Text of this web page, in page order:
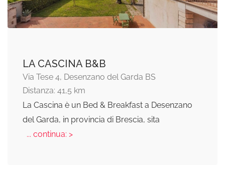
LA CASCINA B&B
Via Tese 4, Desenzano del Garda BS
Distanza: 41,5 km
La Cascina è un Bed & Breakfast a Desenzano
del Garda, in provincia di Brescia, sita
... continua: >